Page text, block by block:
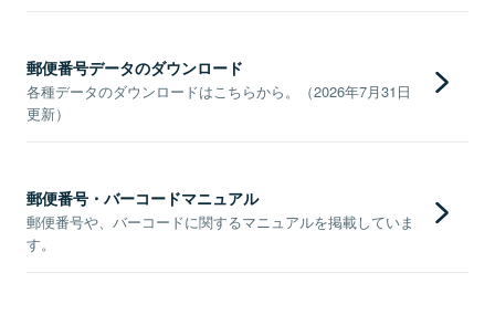
郵便番号データのダウンロード
各種データのダウンロードはこちらから。（2026年7月31日
更新）
郵便番号・バーコードマニュアル
郵便番号や、バーコードに関するマニュアルを掲載していま
す。